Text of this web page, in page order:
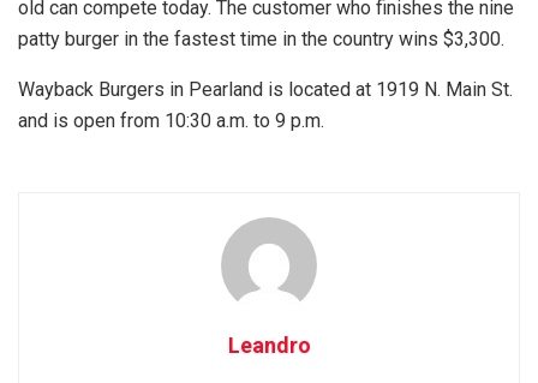
old can compete today. The customer who finishes the nine
patty burger in the fastest time in the country wins $3,300.
Wayback Burgers in Pearland is located at 1919 N. Main St.
and is open from 10:30 a.m. to 9 p.m.
Leandro